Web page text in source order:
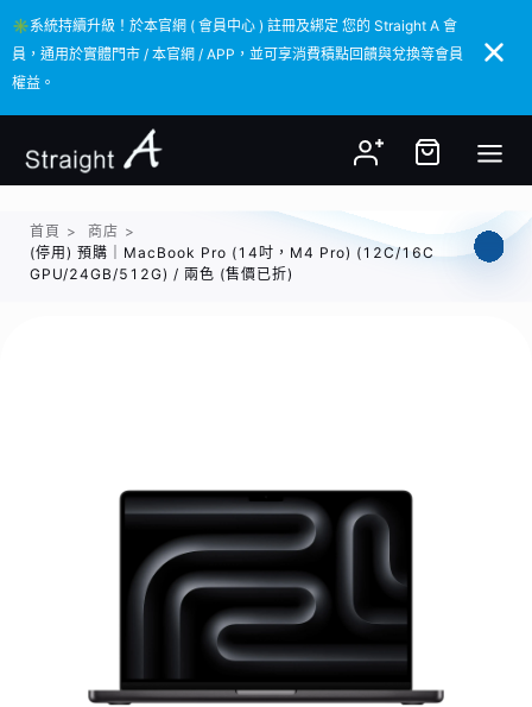
✳️系統持續升級！於本官網 ( 會員中心 ) 註冊及綁定 您的 Straight A 會
員，通用於實體門市 / 本官網 / APP，並可享消費積點回饋與兌換等會員
權益。
✳️系統持續升級！於本官網 ( 會員中心 ) 註冊及綁定 您的 Straight A 會
員，通用於實體門市 / 本官網 / APP，並可享消費積點回饋與兌換等會員
權益。
首頁 > 商店 >
(停用) 預購｜MacBook Pro (14吋，M4 Pro) (12C/16C
GPU/24GB/512G) / 兩色 (售價已折)